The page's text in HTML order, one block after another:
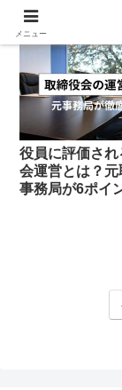
役員に評価さ
会運営とは？
事務局が6ポイ
メニュー